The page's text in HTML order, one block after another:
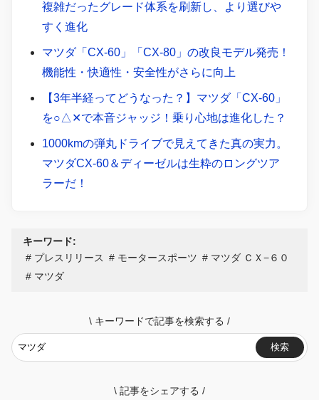
複雑だったグレード体系を刷新し、より選びや
すく進化
マツダ「CX-60」「CX-80」の改良モデル発売！
機能性・快適性・安全性がさらに向上
【3年半経ってどうなった？】マツダ「CX-60」
を○△✕で本音ジャッジ！乗り心地は進化した？
1000kmの弾丸ドライブで見えてきた真の実力。
マツダCX-60＆ディーゼルは生粋のロングツア
ラーだ！
キーワード:
プレスリリース
モータースポーツ
マツダ ＣＸ−６０
マツダ
\ キーワードで記事を検索する /
検索
\ 記事をシェアする /